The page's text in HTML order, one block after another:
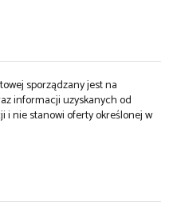
sporządzany jest na
informacji uzyskanych od
i nie stanowi oferty określonej w